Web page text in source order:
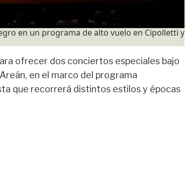
en un programa de alto vuelo en Cipolletti y
ofrecer dos conciertos especiales bajo
en el marco del programa
que recorrerá distintos estilos y épocas